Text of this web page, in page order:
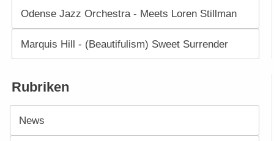
Odense Jazz Orchestra - Meets Loren Stillman
Marquis Hill - (Beautifulism) Sweet Surrender
Rubriken
News